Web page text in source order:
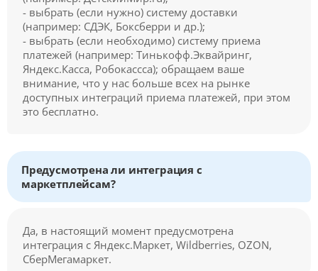
- выбрать (если нужно) систему доставки
(например: СДЭК, Боксберри и др.);
- выбрать (если необходимо) систему приема
платежей (например: Тинькофф.Эквайринг,
Яндекс.Касса, Робокассса); обращаем ваше
внимание, что у нас больше всех на рынке
доступных интеграций приема платежей, при этом
это бесплатно.
Предусмотрена ли интеграция с
маркетплейсам?
Да, в настоящий момент предусмотрена
интеграция с Яндекс.Маркет, Wildberries, OZON,
СберМегамаркет.